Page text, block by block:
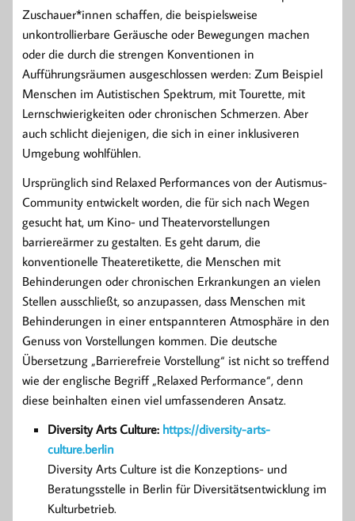
Zuschauer*innen schaffen, die beispielsweise
unkontrollierbare Geräusche oder Bewegungen machen
oder die durch die strengen Konventionen in
Aufführungsräumen ausgeschlossen werden: Zum Beispiel
Menschen im Autistischen Spektrum, mit Tourette, mit
Lernschwierigkeiten oder chronischen Schmerzen. Aber
auch schlicht diejenigen, die sich in einer inklusiveren
Umgebung wohlfühlen.
Ursprünglich sind Relaxed Performances von der Autismus-
Community entwickelt worden, die für sich nach Wegen
gesucht hat, um Kino- und Theatervorstellungen
barriereärmer zu gestalten. Es geht darum, die
konventionelle Theateretikette, die Menschen mit
Behinderungen oder chronischen Erkrankungen an vielen
Stellen ausschließt, so anzupassen, dass Menschen mit
Behinderungen in einer entspannteren Atmosphäre in den
Genuss von Vorstellungen kommen. Die deutsche
Übersetzung „Barrierefreie Vorstellung“ ist nicht so treffend
wie der englische Begriff „Relaxed Performance“, denn
diese beinhalten einen viel umfassenderen Ansatz.
Diversity Arts Culture: https://diversity-arts-
culture.berlin
Diversity Arts Culture ist die Konzeptions- und
Beratungsstelle in Berlin für Diversitätsentwicklung im
Kulturbetrieb.